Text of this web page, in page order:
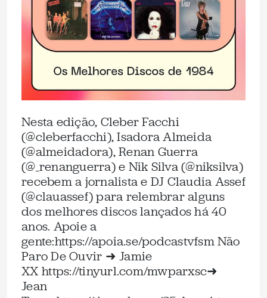
Nesta edição, Cleber Facchi
(@cleberfacchi), Isadora Almeida
(@almeidadora), Renan Guerra
(@_renanguerra) e Nik Silva (@niksilva)
recebem a jornalista e DJ Claudia Assef
(@clauassef) para relembrar alguns
dos melhores discos lançados há 40
anos. Apoie a
gente:⁠https://apoia.se/podcastvfsm⁠ Não
Paro De Ouvir ➜ Jamie
XX ⁠https://tinyurl.com/mwparxsc⁠➜
Jean